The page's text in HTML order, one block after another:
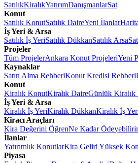
SatılıkKiralıkYatırımDanışmanlarSat
Konut
Satılık KonutSatılık DaireYeni İlanlar
İş Yeri & Arsa
Satılık İş YeriSatılık DükkanSatılık Arsa
Projeler
Tüm ProjelerAnkara Konut ProjeleriYeni
Kaynaklar
Satın Alma RehberiKonut Kredisi Rehberi
Konut
Kiralık KonutKiralık DaireGünlük Kiralık
İş Yeri & Arsa
Kiralık İş YeriKiralık DükkanKiralık İş
Kiracı Araçları
Kira Değerini ÖğrenNe Kadar
İlanlar
Yatırımlık KonutlarKira Geliri Yüksek
Piyasa